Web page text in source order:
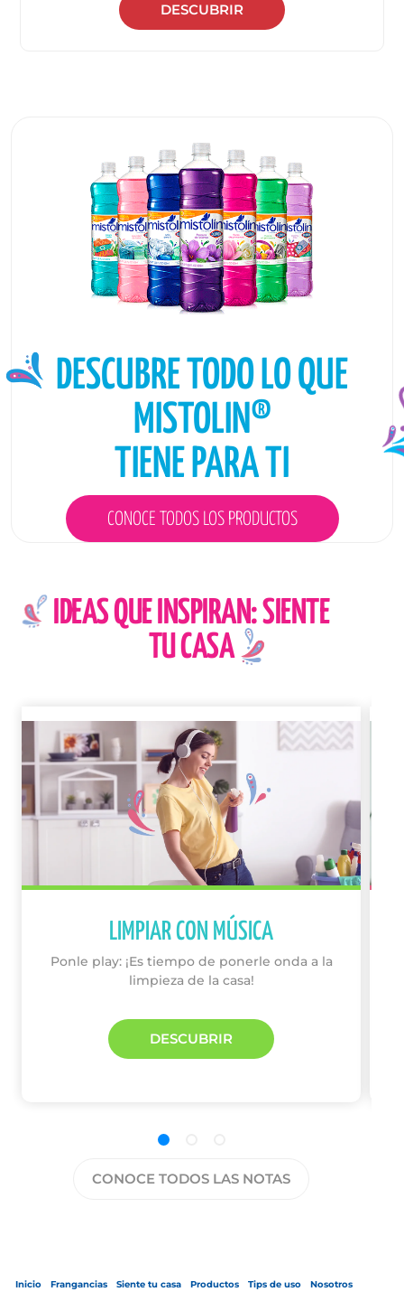
DESCUBRIR
DESCUBRE TODO LO QUE
MISTOLIN®
TIENE PARA TI
CONOCE TODOS LOS PRODUCTOS
IDEAS QUE INSPIRAN: SIENTE
TU CASA
LIMPIAR CON MÚSICA
Ponle play: ¡Es tiempo de ponerle onda a la
limpieza de la casa!
DESCUBRIR
CONOCE TODOS LAS NOTAS
Inicio Frangancias Siente tu casa Productos Tips de uso
Nosotros